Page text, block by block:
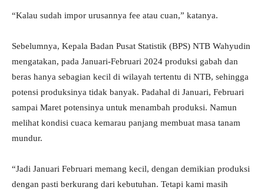
“Kalau sudah impor urusannya fee atau cuan,” katanya.
Sebelumnya, Kepala Badan Pusat Statistik (BPS) NTB Wahyudin
mengatakan, pada Januari-Februari 2024 produksi gabah dan
beras hanya sebagian kecil di wilayah tertentu di NTB, sehingga
potensi produksinya tidak banyak. Padahal di Januari, Februari
sampai Maret potensinya untuk menambah produksi. Namun
melihat kondisi cuaca kemarau panjang membuat masa tanam
mundur.
“Jadi Januari Februari memang kecil, dengan demikian produksi
dengan pasti berkurang dari kebutuhan. Tetapi kami masih